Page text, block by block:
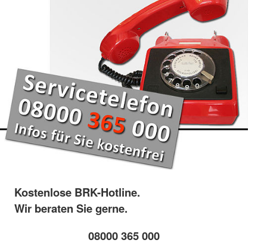
Kostenlose BRK-Hotline.
Wir beraten Sie gerne.
08000 365 000